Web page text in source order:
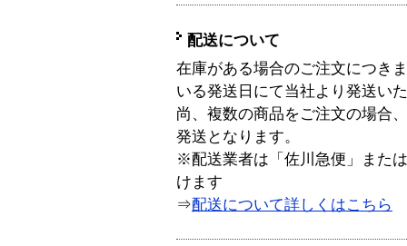
配送について
在庫がある場合のご注文につき
いる発送日にて当社より発送い
尚、複数の商品をご注文の場合
発送となります。
※配送業者は「佐川急便」また
けます
⇒配送について詳しくはこちら